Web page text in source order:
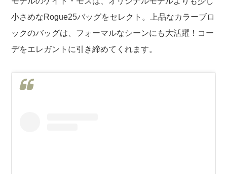
小さめなRogue25バッグをセレクト。上品なカラーブロ
ックのバッグは、フォーマルなシーンにも大活躍！コー
デをエレガントに引き締めてくれます。